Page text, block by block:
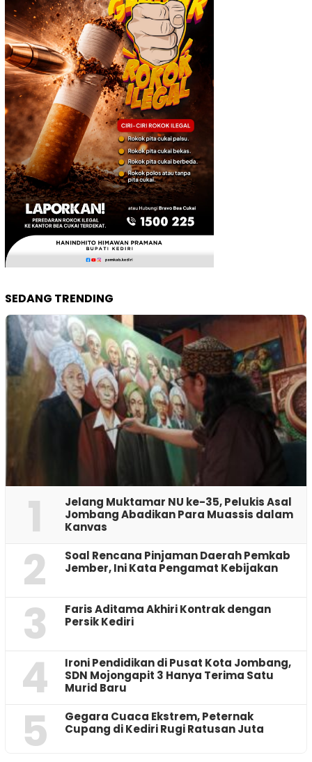
SEDANG TRENDING
1
Jelang Muktamar NU ke-35, Pelukis Asal
Jombang Abadikan Para Muassis dalam
Kanvas
2
‎Soal Rencana Pinjaman Daerah Pemkab
Jember, Ini Kata Pengamat Kebijakan ‎
3
Faris Aditama Akhiri Kontrak dengan
Persik Kediri
4
Ironi Pendidikan di Pusat Kota Jombang,
SDN Mojongapit 3 Hanya Terima Satu
Murid Baru
5
‎Gegara Cuaca Ekstrem, Peternak
Cupang di Kediri Rugi Ratusan Juta